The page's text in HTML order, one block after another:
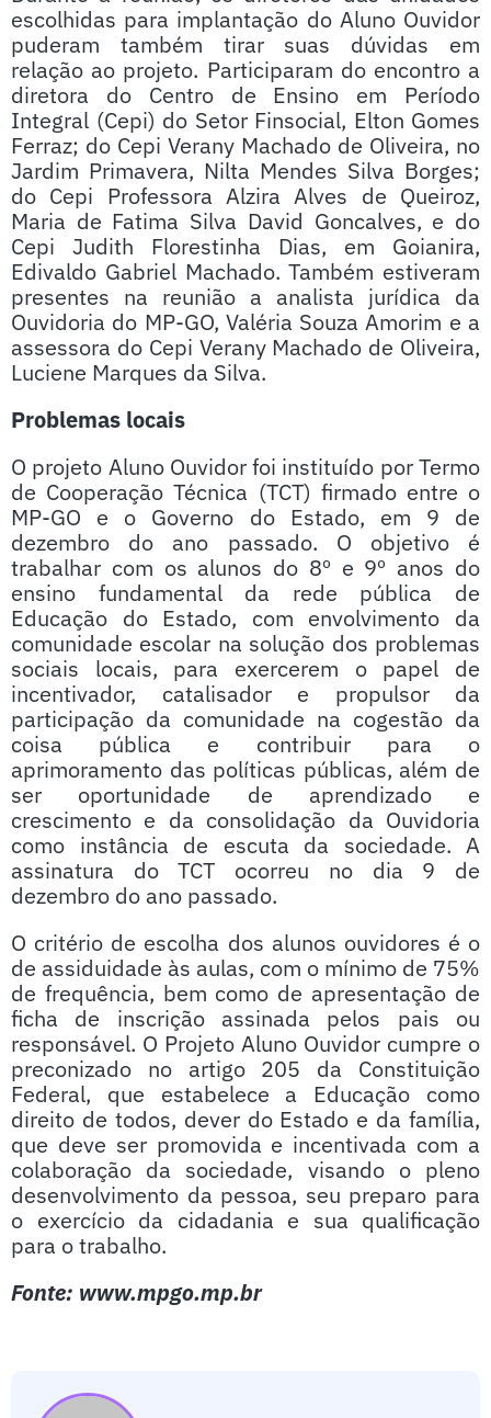
escolhidas para implantação do Aluno Ouvidor
puderam também tirar suas dúvidas em
relação ao projeto. Participaram do encontro a
diretora do Centro de Ensino em Período
Integral (Cepi) do Setor Finsocial, Elton Gomes
Ferraz; do Cepi Verany Machado de Oliveira, no
Jardim Primavera, Nilta Mendes Silva Borges;
do Cepi Professora Alzira Alves de Queiroz,
Maria de Fatima Silva David Goncalves, e do
Cepi Judith Florestinha Dias, em Goianira,
Edivaldo Gabriel Machado. Também estiveram
presentes na reunião a analista jurídica da
Ouvidoria do MP-GO, Valéria Souza Amorim e a
assessora do Cepi Verany Machado de Oliveira,
Luciene Marques da Silva.
Problemas locais
O projeto Aluno Ouvidor foi instituído por Termo
de Cooperação Técnica (TCT) firmado entre o
MP-GO e o Governo do Estado, em 9 de
dezembro do ano passado. O objetivo é
trabalhar com os alunos do 8º e 9º anos do
ensino fundamental da rede pública de
Educação do Estado, com envolvimento da
comunidade escolar na solução dos problemas
sociais locais, para exercerem o papel de
incentivador, catalisador e propulsor da
participação da comunidade na cogestão da
coisa pública e contribuir para o
aprimoramento das políticas públicas, além de
ser oportunidade de aprendizado e
crescimento e da consolidação da Ouvidoria
como instância de escuta da sociedade. A
assinatura do TCT ocorreu no dia 9 de
dezembro do ano passado.
O critério de escolha dos alunos ouvidores é o
de assiduidade às aulas, com o mínimo de 75%
de frequência, bem como de apresentação de
ficha de inscrição assinada pelos pais ou
responsável. O Projeto Aluno Ouvidor cumpre o
preconizado no artigo 205 da Constituição
Federal, que estabelece a Educação como
direito de todos, dever do Estado e da família,
que deve ser promovida e incentivada com a
colaboração da sociedade, visando o pleno
desenvolvimento da pessoa, seu preparo para
o exercício da cidadania e sua qualificação
para o trabalho.
Fonte: www.mpgo.mp.br